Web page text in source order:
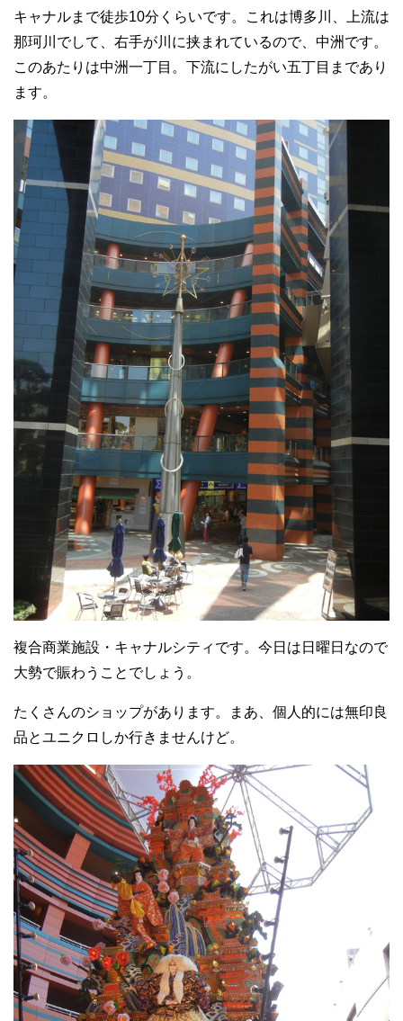
キャナルまで徒歩10分くらいです。これは博多川、上流は
那珂川でして、右手が川に挟まれているので、中洲です。
このあたりは中洲一丁目。下流にしたがい五丁目まであり
ます。
複合商業施設・キャナルシティです。今日は日曜日なので
大勢で賑わうことでしょう。
たくさんのショップがあります。まあ、個人的には無印良
品とユニクロしか行きませんけど。